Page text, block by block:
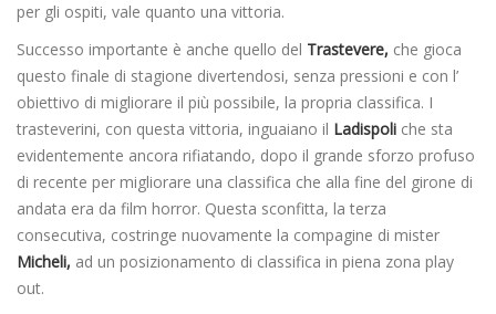
per gli ospiti, vale quanto una vittoria.
Successo importante è anche quello del Trastevere, che gioca
questo finale di stagione divertendosi, senza pressioni e con l’
obiettivo di migliorare il più possibile, la propria classifica. I
trasteverini, con questa vittoria, inguaiano il Ladispoli che sta
evidentemente ancora rifiatando, dopo il grande sforzo profuso
di recente per migliorare una classifica che alla fine del girone di
andata era da film horror. Questa sconfitta, la terza
consecutiva, costringe nuovamente la compagine di mister
Micheli, ad un posizionamento di classifica in piena zona play
out.